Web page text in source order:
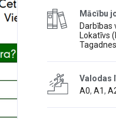
Mācību
Darbības
Lokatīvs
Valodas
A0, A1,